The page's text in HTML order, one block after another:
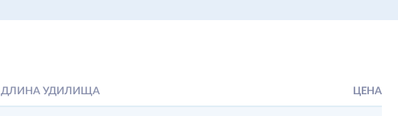
ДЛИНА УДИЛИЩА ЦЕНА